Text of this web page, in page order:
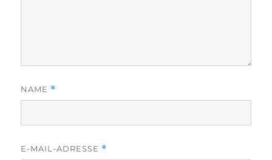
NAME *
E-MAIL-ADRESSE *